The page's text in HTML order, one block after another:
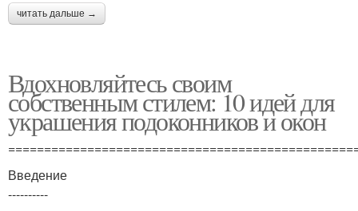
читать дальше →
Вдохновляйтесь своим
собственным стилем: 10 идей для
украшения подоконников и окон
Введение
----------